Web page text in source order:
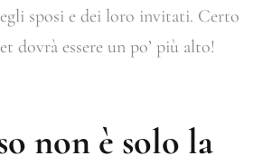
sposi e dei loro invitati. Certo
dovrà essere un po’ più alto!
non è solo la